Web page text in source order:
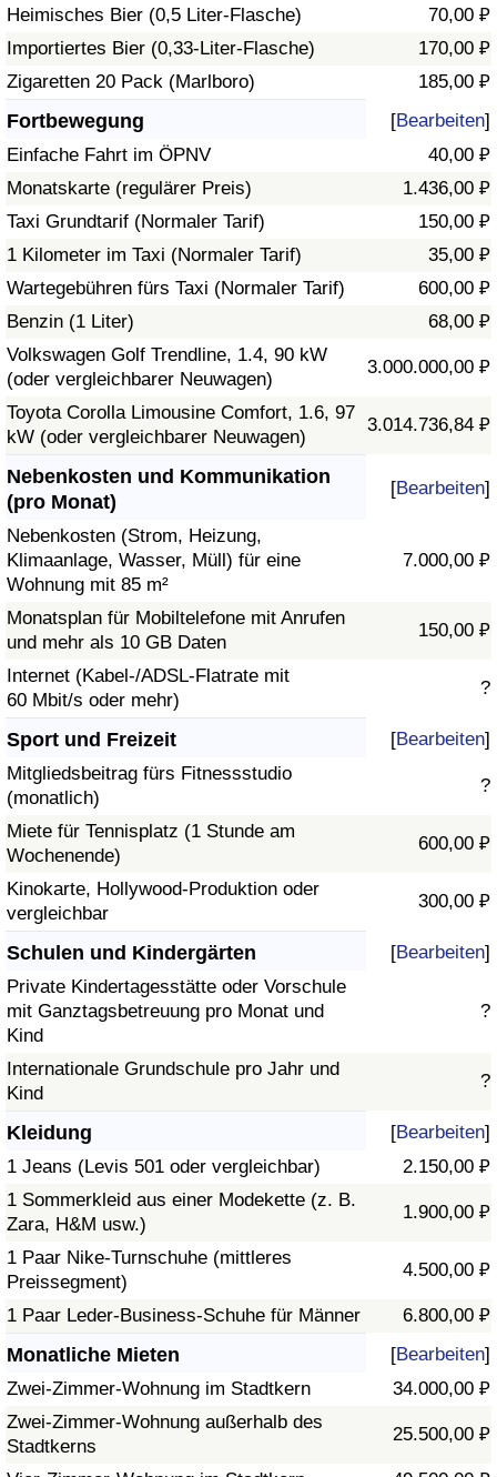
Heimisches Bier (0,5 Liter-Flasche)
70,00 ₽
Importiertes Bier (0,33-Liter-Flasche)
170,00 ₽
Zigaretten 20 Pack (Marlboro)
185,00 ₽
Fortbewegung [Bearbeiten]
Einfache Fahrt im ÖPNV
40,00 ₽
Monatskarte (regulärer Preis)
1.436,00 ₽
Taxi Grundtarif (Normaler Tarif)
150,00 ₽
1 Kilometer im Taxi (Normaler Tarif)
35,00 ₽
Wartegebühren fürs Taxi (Normaler Tarif)
600,00 ₽
Benzin (1 Liter)
68,00 ₽
Volkswagen Golf Trendline, 1.4, 90 kW
(oder vergleichbarer Neuwagen)
3.000.000,00 ₽
Toyota Corolla Limousine Comfort, 1.6, 97
kW (oder vergleichbarer Neuwagen)
3.014.736,84 ₽
Nebenkosten und Kommunikation
(pro Monat)
[Bearbeiten]
Nebenkosten (Strom, Heizung,
Klimaanlage, Wasser, Müll) für eine
Wohnung mit 85 m²
7.000,00 ₽
Monatsplan für Mobiltelefone mit Anrufen
und mehr als 10 GB Daten
150,00 ₽
Internet (Kabel-/ADSL-Flatrate mit
60 Mbit/s oder mehr)
?
Sport und Freizeit [Bearbeiten]
Mitgliedsbeitrag fürs Fitnessstudio
(monatlich)
?
Miete für Tennisplatz (1 Stunde am
Wochenende)
600,00 ₽
Kinokarte, Hollywood-Produktion oder
vergleichbar
300,00 ₽
Schulen und Kindergärten [Bearbeiten]
Private Kindertagesstätte oder Vorschule
mit Ganztagsbetreuung pro Monat und
Kind
?
Internationale Grundschule pro Jahr und
Kind
?
Kleidung [Bearbeiten]
1 Jeans (Levis 501 oder vergleichbar)
2.150,00 ₽
1 Sommerkleid aus einer Modekette (z. B.
Zara, H&M usw.)
1.900,00 ₽
1 Paar Nike-Turnschuhe (mittleres
Preissegment)
4.500,00 ₽
1 Paar Leder-Business-Schuhe für Männer 6.800,00 ₽
Monatliche Mieten [Bearbeiten]
Zwei-Zimmer-Wohnung im Stadtkern
34.000,00 ₽
Zwei-Zimmer-Wohnung außerhalb des
Stadtkerns
25.500,00 ₽
Verkehrs-Index (aktuell)
Verkehrs-Index nach Land